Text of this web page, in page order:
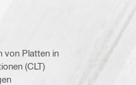
von Platten in
(CLT)